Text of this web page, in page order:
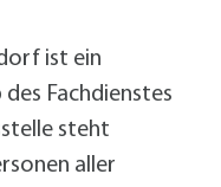
ist ein
Fachdienstes
steht
aller